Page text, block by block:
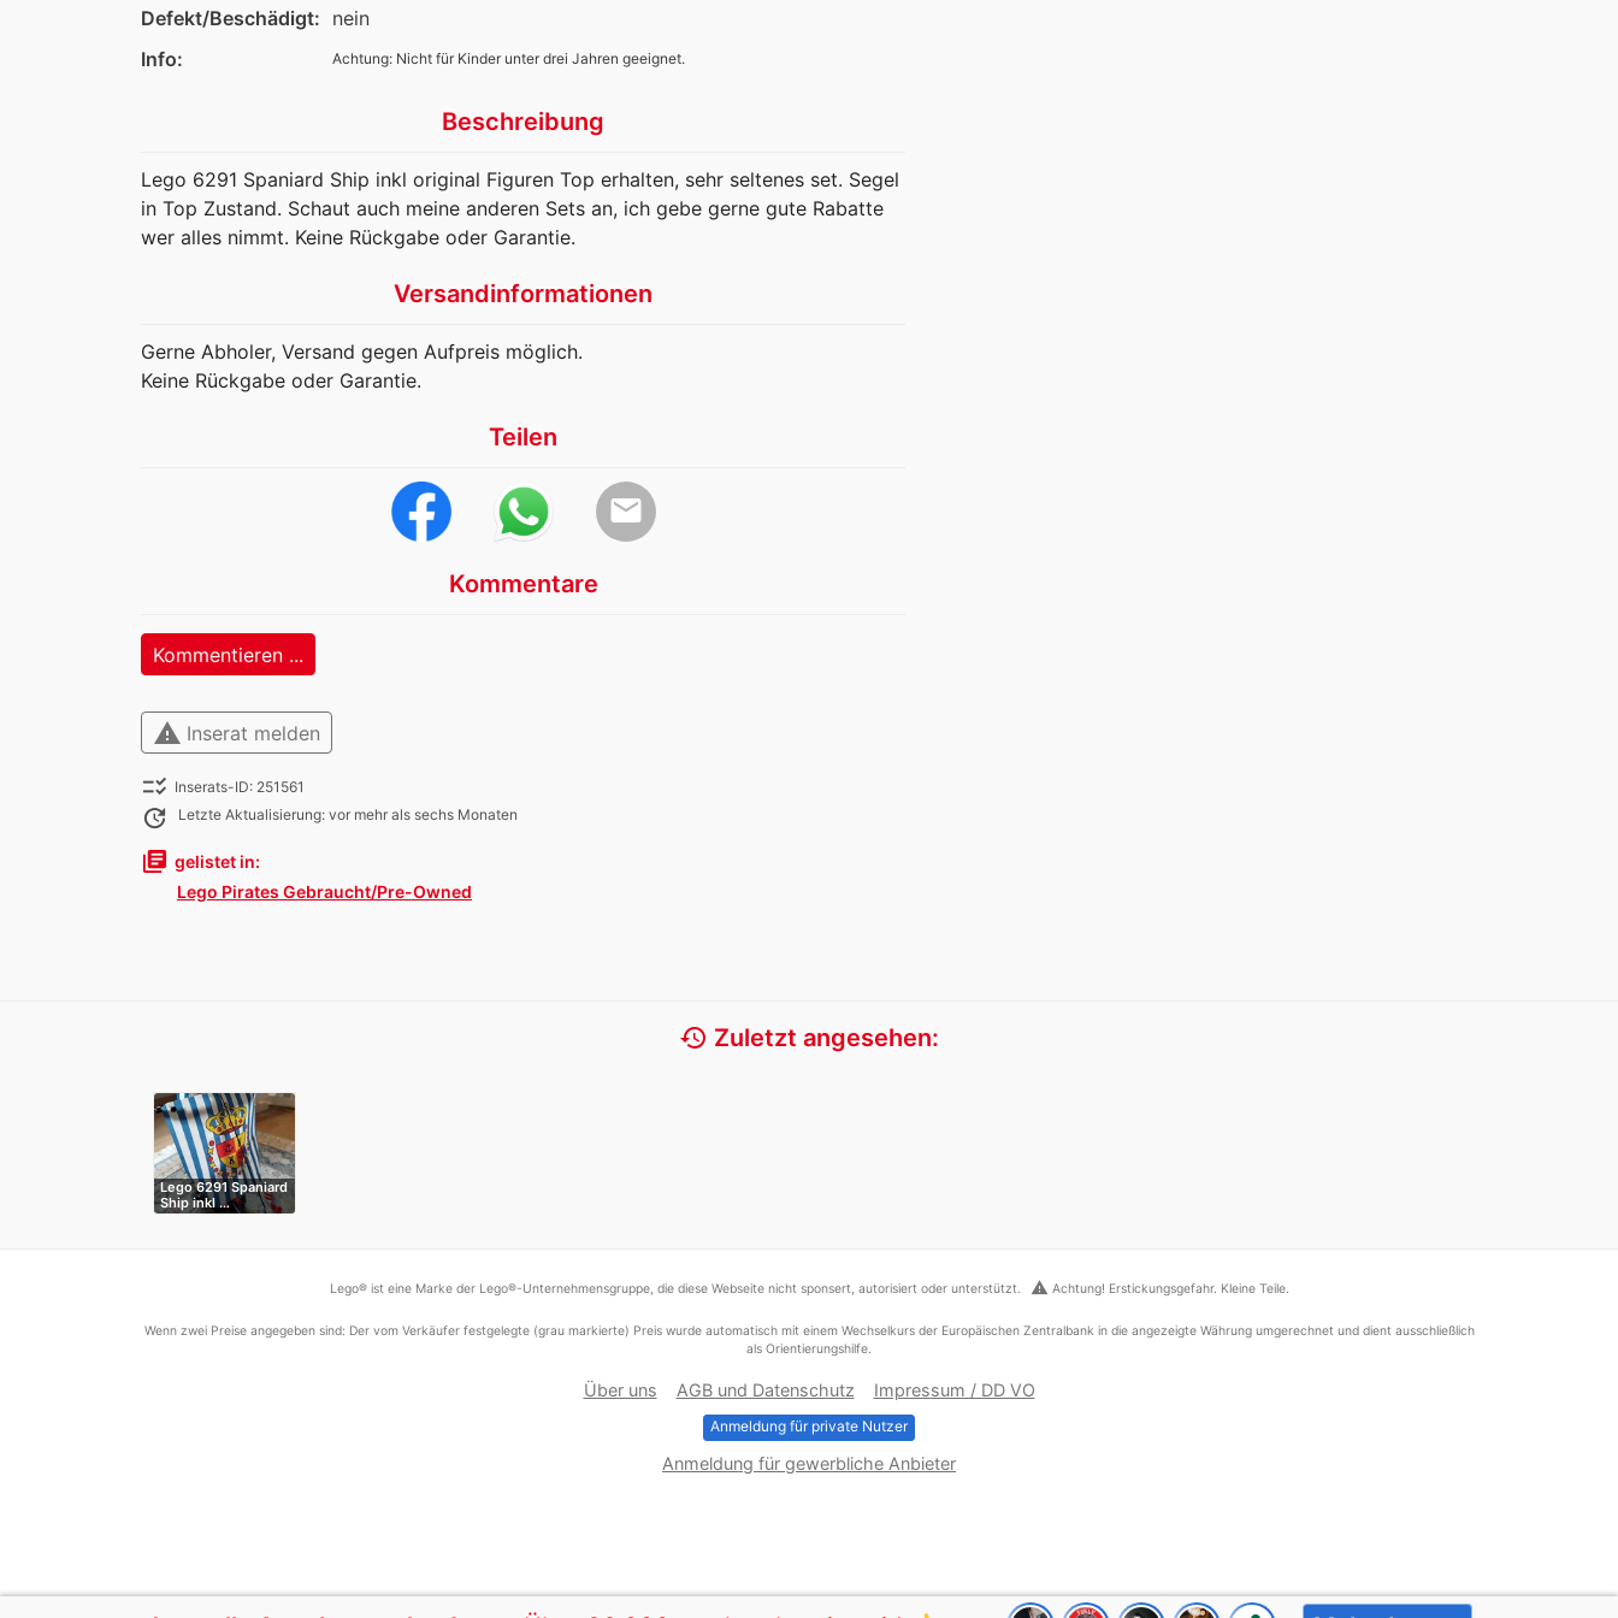
Defekt/Beschädigt: nein
Info:
Achtung: Nicht für Kinder unter drei Jahren geeignet.
Beschreibung
Lego 6291 Spaniard Ship inkl original Figuren Top erhalten, sehr seltenes set. Segel
in Top Zustand. Schaut auch meine anderen Sets an, ich gebe gerne gute Rabatte
wer alles nimmt. Keine Rückgabe oder Garantie.
Versandinformationen
Gerne Abholer, Versand gegen Aufpreis möglich.
Keine Rückgabe oder Garantie.
Teilen
email
Kommentare
Kommentieren ...
warning Inserat melden
checklist_rtl Inserats-ID: 251561
update Letzte Aktualisierung: vor mehr als sechs Monaten
library_books gelistet in:
Lego Pirates Gebraucht/Pre-Owned
history Zuletzt angesehen:
Lego 6291 Spaniard
Ship inkl …
Lego® ist eine Marke der Lego®-Unternehmensgruppe, die diese Webseite nicht sponsert, autorisiert oder unterstützt. warning Achtung! Erstickungsgefahr. Kleine Teile.
Wenn zwei Preise angegeben sind: Der vom Verkäufer festgelegte (grau markierte) Preis wurde automatisch mit einem Wechselkurs der Europäischen Zentralbank in die angezeigte Währung umgerechnet und dient ausschließlich
als Orientierungshilfe.
Über uns AGB und Datenschutz Impressum / DD VO
Anmeldung für private Nutzer
Anmeldung für gewerbliche Anbieter